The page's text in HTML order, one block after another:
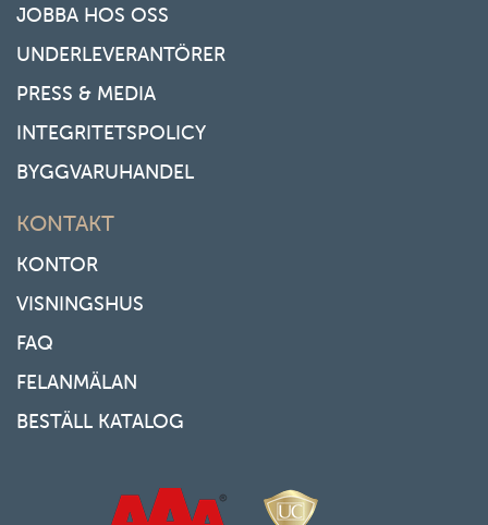
JOBBA HOS OSS
UNDERLEVERANTÖRER
PRESS & MEDIA
INTEGRITETSPOLICY
BYGGVARUHANDEL
KONTAKT
KONTOR
VISNINGSHUS
FAQ
FELANMÄLAN
BESTÄLL KATALOG